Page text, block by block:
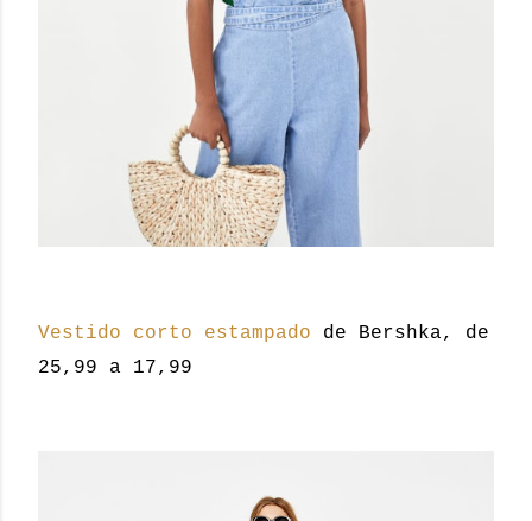
Vestido corto estampado de Bershka, de
25,99 a 17,99